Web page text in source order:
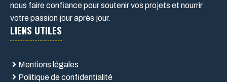
nous faire confiance pour soutenir vos projets et nourrir
votre passion jour après jour.
LIENS UTILES
Mentions légales
Politique de confidentialité